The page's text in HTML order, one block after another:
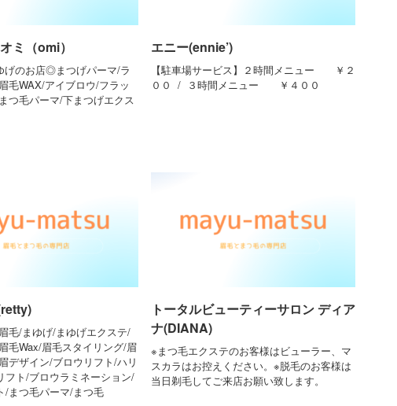
ミ（omi）
げのお店◎まつげパーマ/ラ
毛WAX/アイブロウ/フラッ
つ毛パーマ/下まつげエクス
エニー(ennie’)
【駐車場サービス】２時間メニュー ￥２
００ / ３時間メニュー ￥４００
毛/まゆげ/まゆげエクステ/
毛Wax/眉毛スタイリング/眉
デザイン/ブロウリフト/ハリ
フト/ブロウラミネーション/
/まつ毛パーマ/まつ毛
トータルビューティーサロン ディア
ナ(DIANA)
※まつ毛エクステのお客様はビューラー、マ
スカラはお控えください。※脱毛のお客様は
当日剃毛してご来店お願い致します。